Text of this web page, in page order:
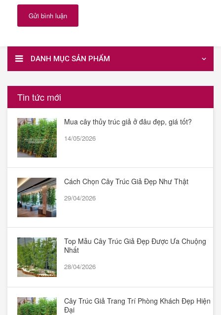
Gửi bình luận
DANH MỤC SẢN PHẨM
Tin tức mới
Mua cây thủy trúc giả ở đâu đẹp, giá tốt?
14/05/2026
Cách Chọn Cây Trúc Giả Đẹp Như Thật
29/04/2026
Top Mẫu Cây Trúc Giả Đẹp Được Ưa Chuộng
Nhất
28/04/2026
Cây Trúc Giả Trang Trí Phòng Khách Đẹp Hiện
Đại